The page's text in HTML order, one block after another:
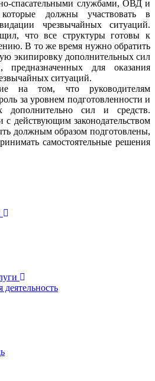
спасательными службами, ОВД и
должны участвовать в
чрезвычайных ситуаций.
что все структуры готовы к
В то же время нужно обратить
экипировку дополнительных сил
предназначенных для оказания
ситуаций.
на том, что руководителям
за уровнем подготовленности и
дополнительно сил и средств.
с действующим законодательством
должным образом подготовлены,
самостоятельные решения